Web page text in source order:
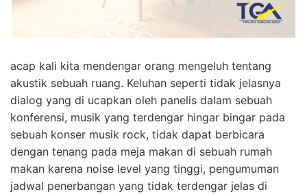
acap kali kita mendengar orang mengeluh tentang
akustik sebuah ruang. Keluhan seperti tidak jelasnya
dialog yang di ucapkan oleh panelis dalam sebuah
konferensi, musik yang terdengar hingar bingar pada
sebuah konser musik rock, tidak dapat berbicara
dengan tenang pada meja makan di sebuah rumah
makan karena noise level yang tinggi, pengumuman
jadwal penerbangan yang tidak terdengar jelas di